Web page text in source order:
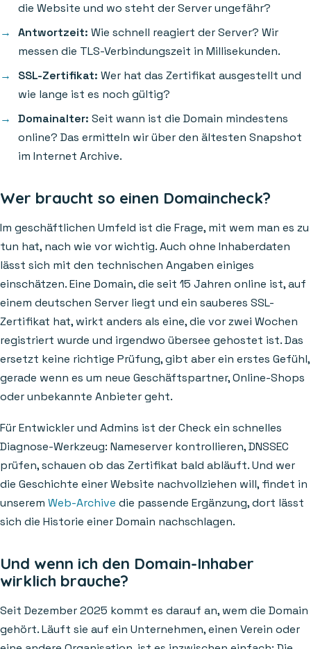
die Website und wo steht der Server ungefähr?
Antwortzeit: Wie schnell reagiert der Server? Wir
messen die TLS-Verbindungszeit in Millisekunden.
SSL-Zertifikat: Wer hat das Zertifikat ausgestellt und
wie lange ist es noch gültig?
Domainalter: Seit wann ist die Domain mindestens
online? Das ermitteln wir über den ältesten Snapshot
im Internet Archive.
Wer braucht so einen Domaincheck?
Im geschäftlichen Umfeld ist die Frage, mit wem man es zu
tun hat, nach wie vor wichtig. Auch ohne Inhaberdaten
lässt sich mit den technischen Angaben einiges
einschätzen. Eine Domain, die seit 15 Jahren online ist, auf
einem deutschen Server liegt und ein sauberes SSL-
Zertifikat hat, wirkt anders als eine, die vor zwei Wochen
registriert wurde und irgendwo übersee gehostet ist. Das
ersetzt keine richtige Prüfung, gibt aber ein erstes Gefühl,
gerade wenn es um neue Geschäftspartner, Online-Shops
oder unbekannte Anbieter geht.
Für Entwickler und Admins ist der Check ein schnelles
Diagnose-Werkzeug: Nameserver kontrollieren, DNSSEC
prüfen, schauen ob das Zertifikat bald abläuft. Und wer
die Geschichte einer Website nachvollziehen will, findet in
unserem Web-Archive die passende Ergänzung, dort lässt
sich die Historie einer Domain nachschlagen.
Und wenn ich den Domain-Inhaber
wirklich brauche?
Seit Dezember 2025 kommt es darauf an, wem die Domain
gehört. Läuft sie auf ein Unternehmen, einen Verein oder